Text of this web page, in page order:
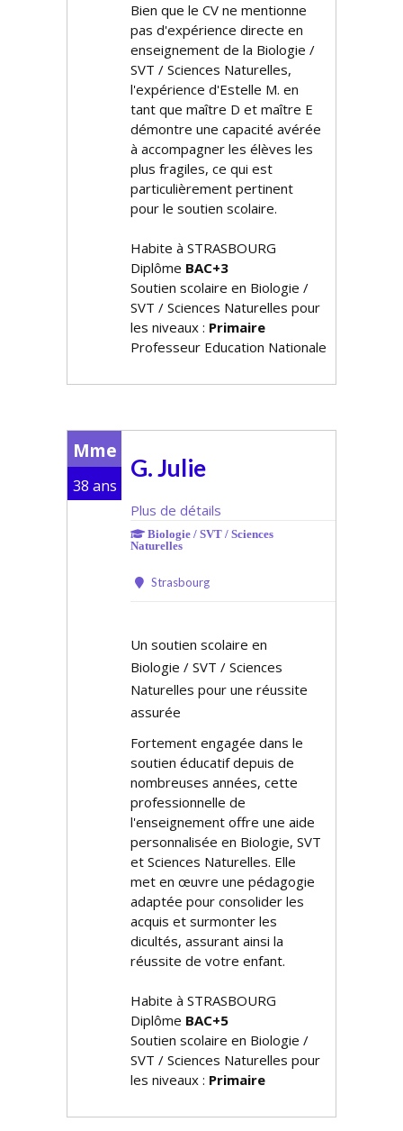
Bien que le CV ne mentionne
pas d'expérience directe en
enseignement de la Biologie /
SVT / Sciences Naturelles,
l'expérience d'Estelle M. en
tant que maître D et maître E
démontre une capacité avérée
à accompagner les élèves les
plus fragiles, ce qui est
particulièrement pertinent
pour le soutien scolaire.
Habite à STRASBOURG
Diplôme BAC+3
Soutien scolaire en Biologie /
SVT / Sciences Naturelles pour
les niveaux : Primaire
Professeur Education Nationale
Mme
38 ans
G. Julie
Plus de détails
Biologie / SVT / Sciences
Naturelles
Strasbourg
Un soutien scolaire en
Biologie / SVT / Sciences
Naturelles pour une réussite
assurée
Fortement engagée dans le
soutien éducatif depuis de
nombreuses années, cette
professionnelle de
l'enseignement offre une aide
personnalisée en Biologie, SVT
et Sciences Naturelles. Elle
met en œuvre une pédagogie
adaptée pour consolider les
acquis et surmonter les
difficultés, assurant ainsi la
réussite de votre enfant.
Habite à STRASBOURG
Diplôme BAC+5
Soutien scolaire en Biologie /
SVT / Sciences Naturelles pour
les niveaux : Primaire